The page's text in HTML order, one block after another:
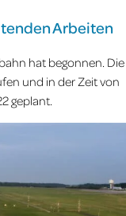
Arbeiten
hat begonnen. Die
und in der Zeit von
geplant.